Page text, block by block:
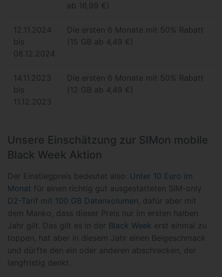
ab 16,99 €)
12.11.2024
bis
08.12.2024
Die ersten 6 Monate mit 50% Rabatt
(15 GB ab 4,49 €)
14.11.2023
bis
11.12.2023
Die ersten 6 Monate mit 50% Rabatt
(12 GB ab 4,49 €)
Unsere Einschätzung zur SIMon mobile
Black Week Aktion
Der Einstiegpreis bedeutet also: Unter 10 Euro im
Monat für einen richtig gut ausgestatteten SIM-only
D2-Tarif mit 100 GB Datenvolumen , dafür aber mit
dem Manko, dass dieser Preis nur im ersten halben
Jahr gilt. Das gilt es in der Black Week erst einmal zu
toppen, hat aber in diesem Jahr einen Beigeschmack
und dürfte den ein oder anderen abschrecken, der
langfristig denkt.